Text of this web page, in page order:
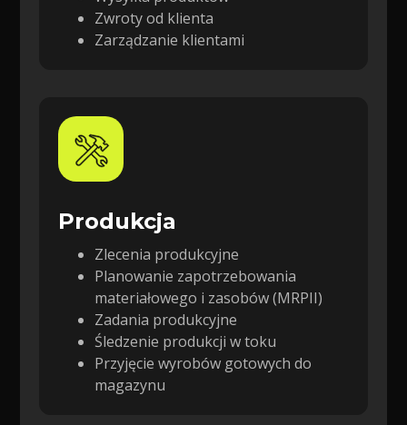
Zwroty od klienta
Zarządzanie klientami
Produkcja
Zlecenia produkcyjne
Planowanie zapotrzebowania
materiałowego i zasobów (MRPII)
Zadania produkcyjne
Śledzenie produkcji w toku
Przyjęcie wyrobów gotowych do
magazynu